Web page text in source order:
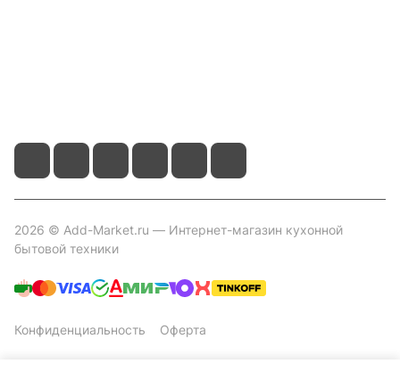
2026 © Add-Market.ru — Интернет-магазин кухонной
бытовой техники
Конфиденциальность Оферта